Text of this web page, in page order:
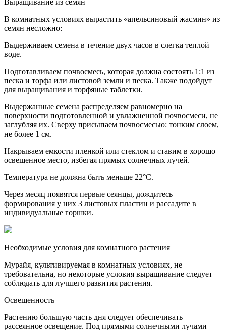
В комнатных условиях вырастить «апельсиновый жасмин» из
семян несложно:
Выдерживаем семена в течение двух часов в слегка теплой
воде.
Подготавливаем почвосмесь, которая должна состоять 1:1 из
песка и торфа или листовой земли и песка. Также подойдут
для выращивания и торфяные таблетки.
Выдержанные семена распределяем равномерно на
поверхности подготовленной и увлажненной почвосмеси, не
заглубляя их. Сверху присыпаем почвосмесью: тонким слоем,
не более 1 см.
Накрываем емкости пленкой или стеклом и ставим в хорошо
освещенное место, избегая прямых солнечных лучей.
Температура не должна быть меньше 22°С.
Через месяц появятся первые сеянцы, дождитесь
формирования у них 3 листовых пластин и рассадите в
индивидуальные горшки.
Необходимые условия для комнатного растения
Мурайя, культивируемая в комнатных условиях, не
требовательна, но некоторые условия выращивание следует
соблюдать для лучшего развития растения.
Освещенность
Растению большую часть дня следует обеспечивать
рассеянное освещение. Под прямыми солнечными лучами